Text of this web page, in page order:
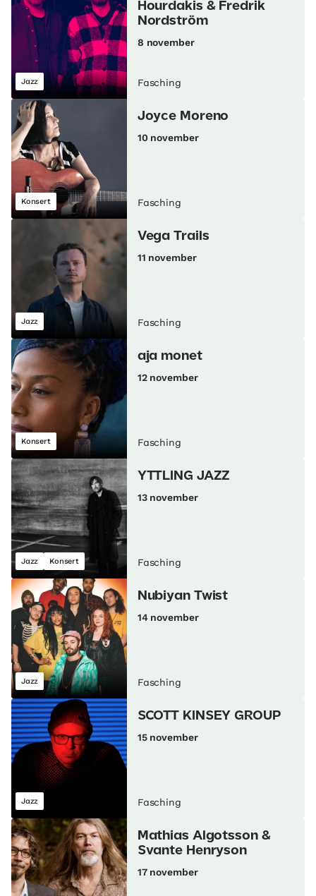
Jazz
Hourdakis & Fredrik
Nordström
8 november
Fasching
Konsert
Joyce Moreno
10 november
Fasching
Jazz
Vega Trails
11 november
Fasching
Konsert
aja monet
12 november
Fasching
Jazz Konsert
YTTLING JAZZ
13 november
Fasching
Jazz
Nubiyan Twist
14 november
Fasching
Jazz
SCOTT KINSEY GROUP
15 november
Fasching
Mathias Algotsson &
Svante Henryson
17 november